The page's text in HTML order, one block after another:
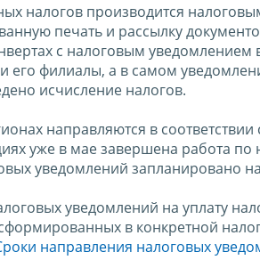
налогов производится
печать и рассылку
с налоговым уведомлением
филиалы, а в самом
исчисление налогов.
направляются в
уже в мае завершена работа
уведомлений запланировано на
уведомлений на уплату
в конкретной
направления налоговых